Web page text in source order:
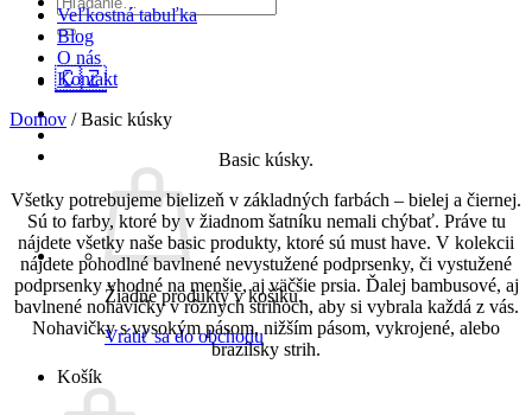
🇨🇿
Žiadne produkty v košíku.
Vrátiť sa do obchodu
Košík
Veľkostná tabuľka
Blog
O nás
Kontakt
Domov /Basic kúsky
Basic kúsky.
Všetky potrebujeme bielizeň v základných farbách – bielej a čiernej.
Sú to farby, ktoré by v žiadnom šatníku nemali chýbať. Práve tu
nájdete všetky naše basic produkty, ktoré sú must have. V kolekcii
nájdete pohodlné bavlnené nevystužené podprsenky, či vystužené
podprsenky vhodné na menšie, aj väčšie prsia. Ďalej bambusové, aj
bavlnené nohavičky v rôznych strihoch, aby si vybrala každá z vás.
Nohavičky s vysokým pásom, nižším pásom, vykrojené, alebo
brazílsky strih.